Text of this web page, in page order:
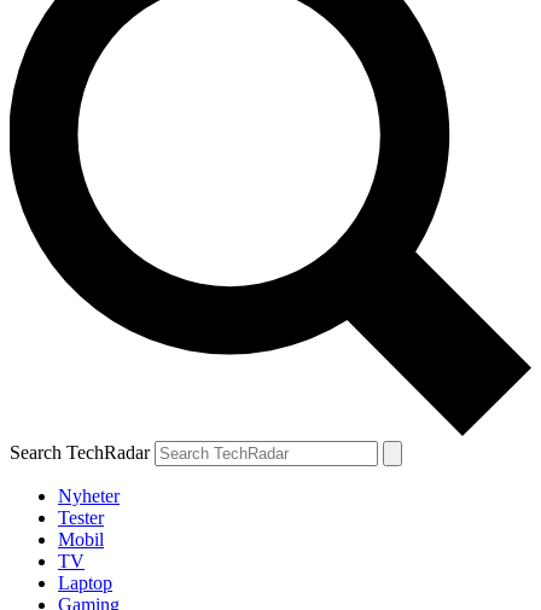
Search TechRadar
Nyheter
Tester
Mobil
TV
Laptop
Gaming